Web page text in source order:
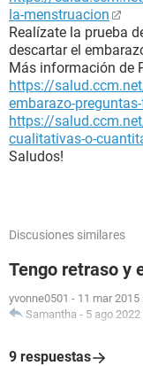
la-menstruacion
Realízate la prueba
descartar el
Más información de
https://
embarazo-
https://
cualitativas-o-
Saludos!
Discusiones similares
Tengo retraso y
yvonne0501 - 11 mar 2015
Samantha - 5 ago
9 respuestas